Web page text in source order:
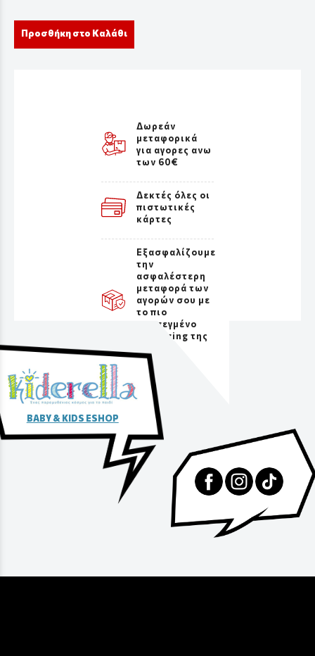
Προσθήκη στο Καλάθι
Δωρεάν
μεταφορικά
για αγορες ανω
των 60€
Δεκτές όλες οι
πιστωτικές
κάρτες
Εξασφαλίζουμε
την
ασφαλέστερη
μεταφορά των
αγορών σου με
το πιο
προσεγμένο
packaging της
BABY & KIDS ESHOP